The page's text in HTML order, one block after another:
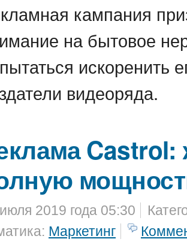
кампания
на бытовое
искоренить
видеоряда.
Castrol:
2019 года 05:30
Маркетинг